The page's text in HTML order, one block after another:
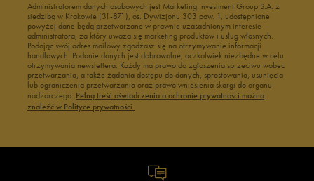
Administratorem danych osobowych jest Marketing Investment Group S.A. z
siedzibą w Krakowie (31-871), os. Dywizjonu 303 paw. 1, udostępnione
powyżej dane będą przetwarzane w prawnie uzasadnionym interesie
administratora, za który uważa się marketing produktów i usług własnych.
Podając swój adres mailowy zgadzasz się na otrzymywanie informacji
handlowych. Podanie danych jest dobrowolne, aczkolwiek niezbędne w celu
otrzymywania newslettera. Każdy ma prawo do zgłoszenia sprzeciwu wobec
przetwarzania, a także żądania dostępu do danych, sprostowania, usunięcia
lub ograniczenia przetwarzania oraz prawo wniesienia skargi do organu
nadzorczego. Pełną treść oświadczenia o ochronie prywatności można
znaleźć w Polityce prywatności.